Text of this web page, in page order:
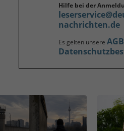
Hilfe bei der
nachrichten.de
Es gelten unsere AGB